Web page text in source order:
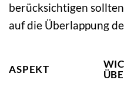
berücksichtigen
auf die Überlappung
ASPEKT